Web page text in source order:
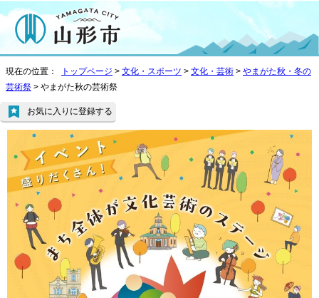
現在の位置： トップページ > 文化・スポーツ > 文化・芸術 > やまがた秋・冬の
芸術祭 > やまがた秋の芸術祭
お気に入りに登録する